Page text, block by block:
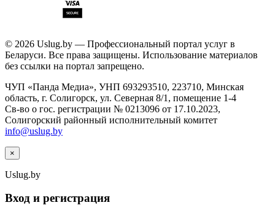
© 2026 Uslug.by — Профессиональный портал услуг в
Беларуси. Все права защищены. Использование материалов
без ссылки на портал запрещено.
ЧУП «Панда Медиа», УНП 693293510, 223710, Минская
область, г. Солигорск, ул. Северная 8/1, помещение 1-4
Св-во о гос. регистрации № 0213096 от 17.10.2023,
Солигорский районный исполнительный комитет
info@uslug.by
×
Uslug.by
Вход и регистрация